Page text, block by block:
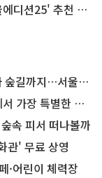
션25' 추천 코스
서울둘레길 15코스
한 편의점의 정체
속 피서 떠나볼까
관' 무료 상영
·어린이 체력장